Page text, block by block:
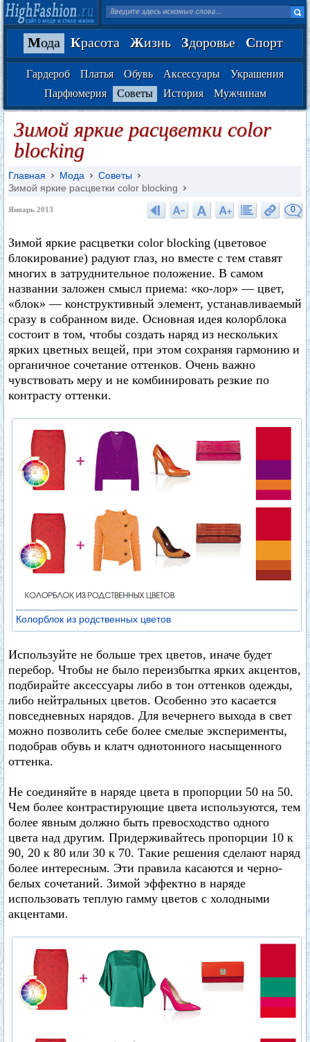
Мода Красота Жизнь Здоровье Спорт
Гардероб Платья Обувь Аксессуары
Украшения
Парфюмерия
Советы История Мужчинам
Зимой яркие расцветки color
blocking
Главная Мода
Советы
Зимой яркие расцветки color blocking
Январь 2013 0
Зимой яркие расцветки color blocking (цветовое
блокирование) радуют глаз, но вместе с тем ставят
многих в затруднительное положение. В самом
названии заложен смысл приема: «ко-лор» — цвет,
«блок» — конструктивный элемент, устанавливаемый
сразу в собранном виде. Основная идея колорблока
состоит в том, чтобы создать наряд из нескольких
ярких цветных вещей, при этом сохраняя гармонию и
органичное сочетание оттенков. Очень важно
чувствовать меру и не комбинировать резкие по
контрасту оттенки.
Колорблок из родственных цветов
Используйте не больше трех цветов, иначе будет
перебор. Чтобы не было переизбытка ярких акцентов,
подбирайте аксессуары либо в тон оттенков одежды,
либо нейтральных цветов. Особенно это касается
повседневных нарядов. Для вечернего выхода в свет
можно позволить себе более смелые эксперименты,
подобрав обувь и клатч однотонного насыщенного
оттенка.
Не соединяйте в наряде цвета в пропорции 50 на 50.
Чем более контрастирующие цвета используются, тем
более явным должно быть превосходство одного
цвета над другим. Придерживайтесь пропорции 10 к
90, 20 к 80 или 30 к 70. Такие решения сделают наряд
более интересным. Эти правила касаются и черно-
белых сочетаний. Зимой эффектно в наряде
использовать теплую гамму цветов с холодными
акцентами.